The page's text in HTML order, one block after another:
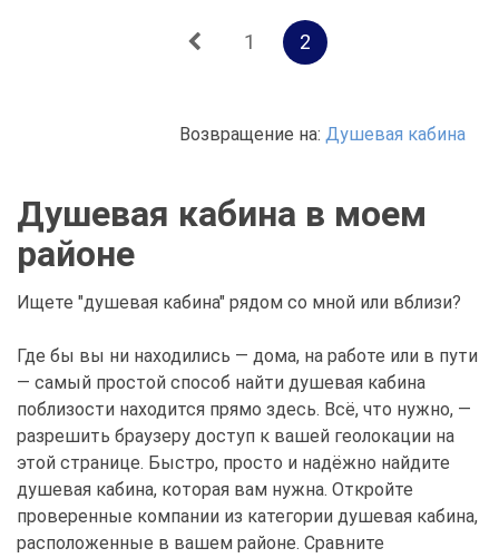
1 2
Возвращение на: Душевая кабина
Душевая кабина в моем
районе
Ищете "душевая кабина" рядом со мной или вблизи?
Где бы вы ни находились — дома, на работе или в пути
— самый простой способ найти душевая кабина
поблизости находится прямо здесь. Всё, что нужно, —
разрешить браузеру доступ к вашей геолокации на
этой странице. Быстро, просто и надёжно найдите
душевая кабина, которая вам нужна. Откройте
проверенные компании из категории душевая кабина,
расположенные в вашем районе. Сравните